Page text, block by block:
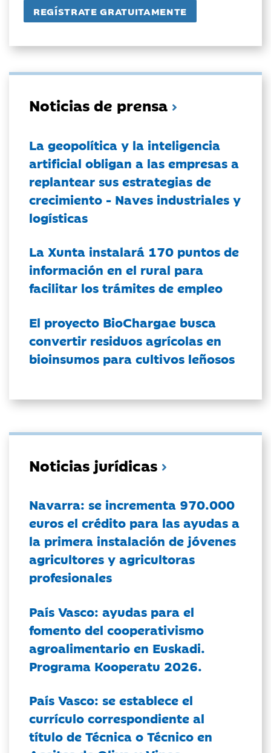
Noticias de prensa
La geopolítica y la inteligencia
artificial obligan a las empresas a
replantear sus estrategias de
crecimiento - Naves industriales y
logísticas
La Xunta instalará 170 puntos de
información en el rural para
facilitar los trámites de empleo
El proyecto BioChargae busca
convertir residuos agrícolas en
bioinsumos para cultivos leñosos
Noticias jurídicas
Navarra: se incrementa 970.000
euros el crédito para las ayudas a
la primera instalación de jóvenes
agricultores y agricultoras
profesionales
País Vasco: ayudas para el
fomento del cooperativismo
agroalimentario en Euskadi.
Programa Kooperatu 2026.
País Vasco: se establece el
currículo correspondiente al
título de Técnica o Técnico en